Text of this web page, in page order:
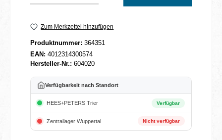
Zum Merkzettel hinzufügen
Produktnummer: 364351
EAN: 4012314300574
Hersteller-Nr.: 604020
Verfügbarkeit nach Standort
HEES+PETERS Trier Verfügbar
Zentrallager Wuppertal Nicht verfügbar